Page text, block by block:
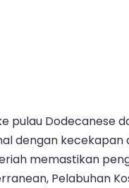
pulau Dodecanese
dengan
memastikan
Pelabuhan